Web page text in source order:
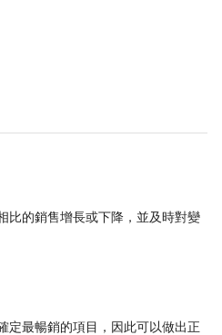
比的銷售增長或下降，並及時對變
定最暢銷的項目，因此可以做出正